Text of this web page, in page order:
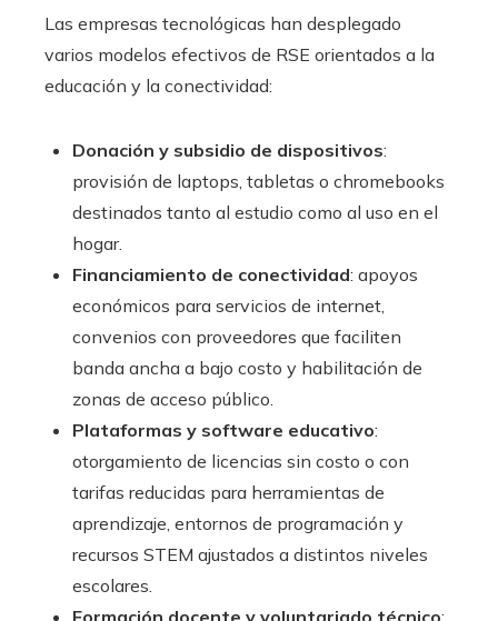
Las empresas tecnológicas han desplegado
varios modelos efectivos de RSE orientados a la
educación y la conectividad:
Donación y subsidio de dispositivos:
provisión de laptops, tabletas o chromebooks
destinados tanto al estudio como al uso en el
hogar.
Financiamiento de conectividad: apoyos
económicos para servicios de internet,
convenios con proveedores que faciliten
banda ancha a bajo costo y habilitación de
zonas de acceso público.
Plataformas y software educativo:
otorgamiento de licencias sin costo o con
tarifas reducidas para herramientas de
aprendizaje, entornos de programación y
recursos STEM ajustados a distintos niveles
escolares.
Formación docente y voluntariado técnico: